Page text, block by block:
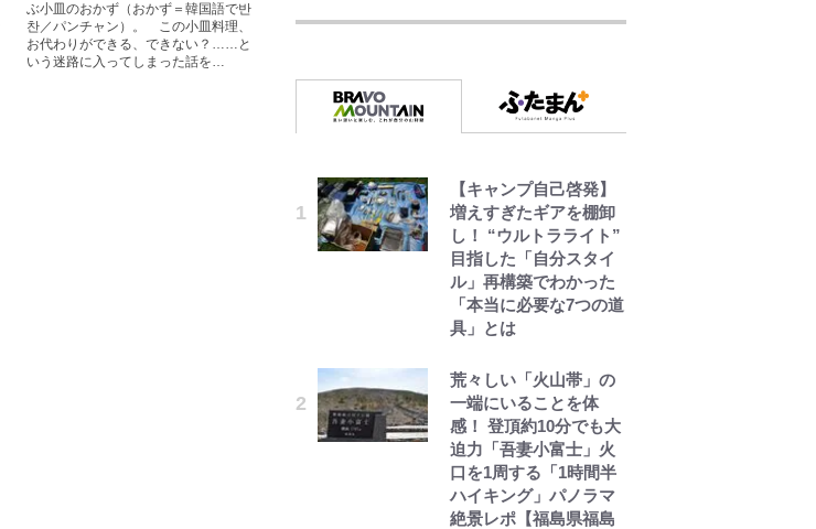
ぶ小皿のおかず（おかず＝韓国語で반
찬／パンチャン）。 この小皿料理、
お代わりができる、できない？……と
いう迷路に入ってしまった話を…
に妊娠しました~詰んだ
です~ 第1話
ョン攻略~ 第65話(1)
公式-超難関ダンジョン
で10万年修行した結
果、世界最強に~最弱無
能の下剋上~ 第37話(1)
【キャンプ自己啓発】
増えすぎたギアを棚卸
し！ “ウルトラライト”
目指した「自分スタイ
ル」再構築でわかった
「本当に必要な7つの道
具」とは
荒々しい「火山帯」の
一端にいることを体
感！ 登頂約10分でも大
迫力「吾妻小富士」火
口を1周する「1時間半
ハイキング」パノラマ
絶景レポ【福島県福島